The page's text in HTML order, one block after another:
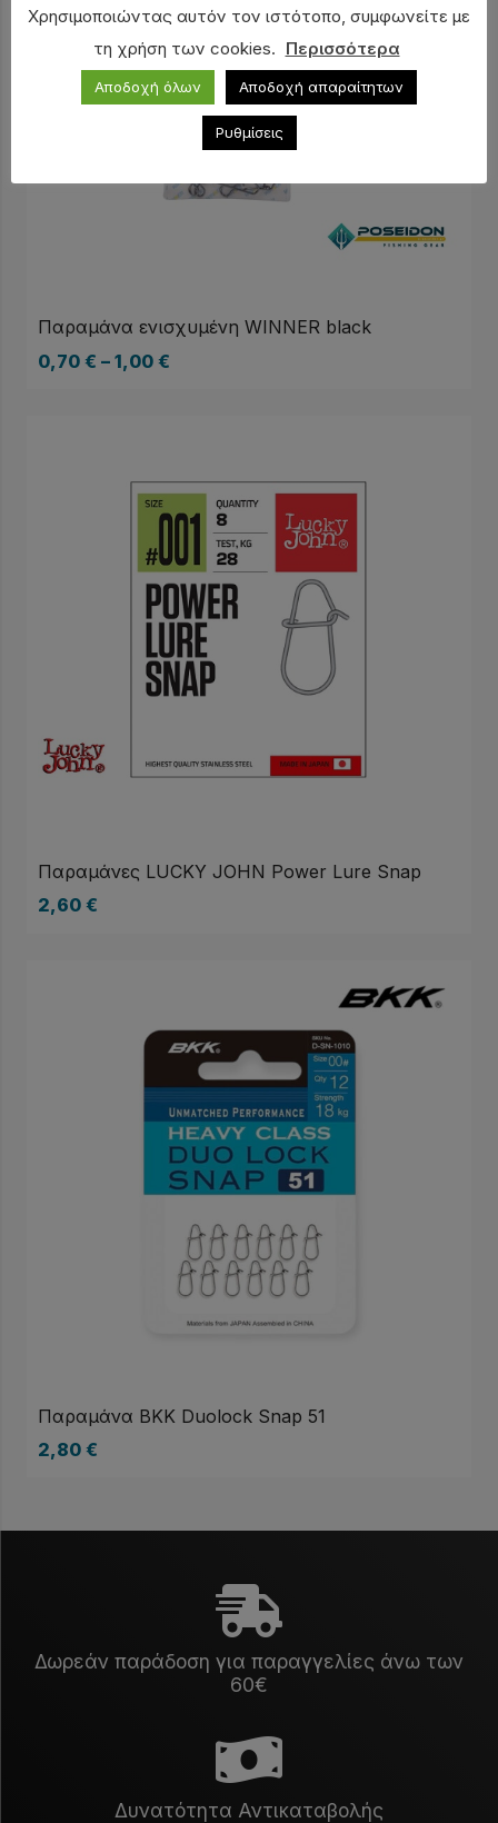
Παραμάνα ενισχυμένη WINNER black
0,70 € – 1,00 €
Παραμάνες LUCKY JOHN Power Lure Snap
2,60 €
Παραμάνα BKK Duolock Snap 51
2,80 €
Δωρεάν παράδοση για παραγγελίες άνω των
60€
Δυνατότητα Αντικαταβολής
Χρησιμοποιώντας αυτόν τον ιστότοπο, συμφωνείτε με
τη χρήση των cookies. Περισσότερα
Αποδοχή όλων Αποδοχή απαραίτητων
Ρυθμίσεις